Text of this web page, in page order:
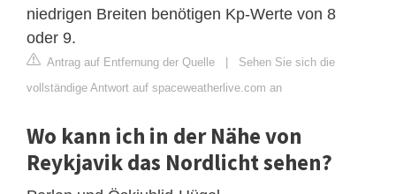
niedrigen Breiten benötigen Kp-Werte von 8
oder 9.
Antrag auf Entfernung der Quelle | Sehen Sie sich die
vollständige Antwort auf spaceweatherlive.com an
Wo kann ich in der Nähe von
Reykjavik das Nordlicht sehen?